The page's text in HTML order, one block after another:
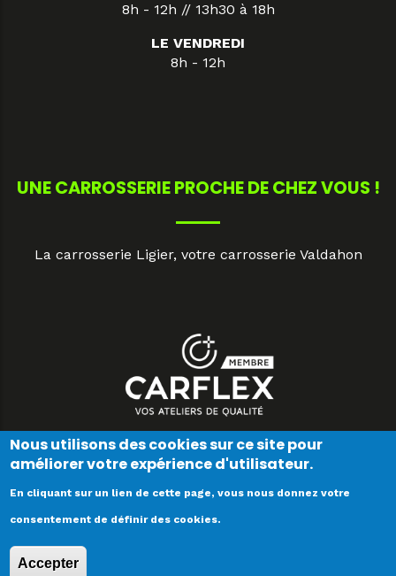
8h - 12h // 13h30 à 18h
LE VENDREDI
8h - 12h
UNE CARROSSERIE PROCHE DE CHEZ VOUS !
La carrosserie Ligier, votre carrosserie Valdahon
Copyright © 2021. Tous droits réservés -
Nous utilisons des cookies sur ce site pour
améliorer votre expérience d'utilisateur.
En cliquant sur un lien de cette page, vous nous donnez votre
consentement de définir des cookies.
Accepter